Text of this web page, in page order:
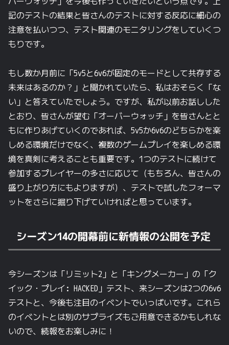
記のテストの結果と皆さんのテストに対する反応に細心の
注意を払いつつ、テスト関連のモニタリングをしていくつ
もりです。
もし数か月前に「5v5と6v6が固定のモードとして共存する
未来はあるのか？」と聞かれていたら、私はおそらく「な
い」と答えていたでしょう。ですが、私が以前お話しした
とおり、皆さんが望む「オーバーウォッチ」を皆さんとと
もに作りあげていくのであれば、5v5か6v6のどちらかを楽
しめる環境だけでなく、複数のゲームプレイを楽しめる環
境を真剣に考えることも重要です。1つのテストに続けて
参加するプレイヤーの多さに応じて（もちろん、皆さんの
盛り上がり方にもよりますが）、テストで試したフォーマ
ットをさらに掘り下げていければと思っています。
シーズン14の開幕前に新情報の公開を予定
今シーズンは「リミット2」と「キングメーカー」の「ク
イック・プレイ: HACKED」テスト、来シーズンは2つの6v6
テストと、今後も注目のイベントでいっぱいです。これら
のイベントとは別のサプライズもご用意できるかもしれな
いので、続報をお楽しみに！